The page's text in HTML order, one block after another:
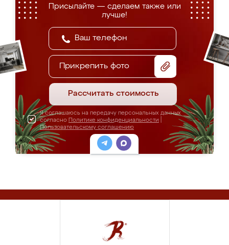
Присылайте — сделаем также или
лучше!
Прикрепить фото
Рассчитать стоимость
Я соглашаюсь на передачу персональных данных
согласно Политике конфиденциальности
Пользовательскому соглашению